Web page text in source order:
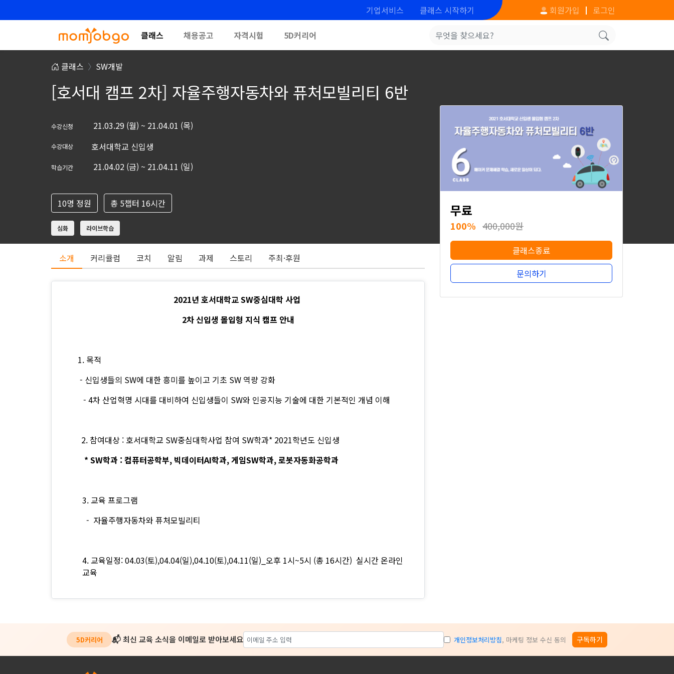
기업서비스 클래스 시작하기 회원가입 로그인
클래스 채용공고 자격시험 5D커리어
클래스 SW개발
[호서대 캠프 2차] 자율주행자동차와 퓨처모빌리티 6반
수강신청 21.03.29 (월) ~ 21.04.01 (목)
수강대상 호서대학교 신입생
학습기간 21.04.02 (금) ~ 21.04.11 (일)
10명 정원 총 5챕터 16시간
심화 라이브학습
무료
100% 400,000원
클래스종료
문의하기
소개 커리큘럼 코치 알림 과제 스토리 주최·후원
2021년 호서대학교 SW중심대학 사업
2차 신입생 몰입형 지식 캠프 안내
1. 목적
- 신입생들의 SW에 대한 흥미를 높이고 기초 SW 역량 강화
- 4차 산업혁명 시대를 대비하여 신입생들이 SW와 인공지능 기술에 대한 기본적인 개념 이해
2. 참여대상 : 호서대학교 SW중심대학사업 참여 SW학과* 2021학년도 신입생
* SW학과 : 컴퓨터공학부, 빅데이터AI학과, 게임SW학과, 로봇자동화공학과
3. 교육 프로그램
- 자율주행자동차와 퓨처모빌리티
4. 교육일정: 04.03(토),04.04(일),04.10(토),04.11(일)_오후 1시~5시 (총 16시간) 실시간 온라인
교육
5D커리어 📬 최신 교육 소식을 이메일로 받아보세요 개인정보처리방침, 마케팅 정보 수신 동의 구독하기